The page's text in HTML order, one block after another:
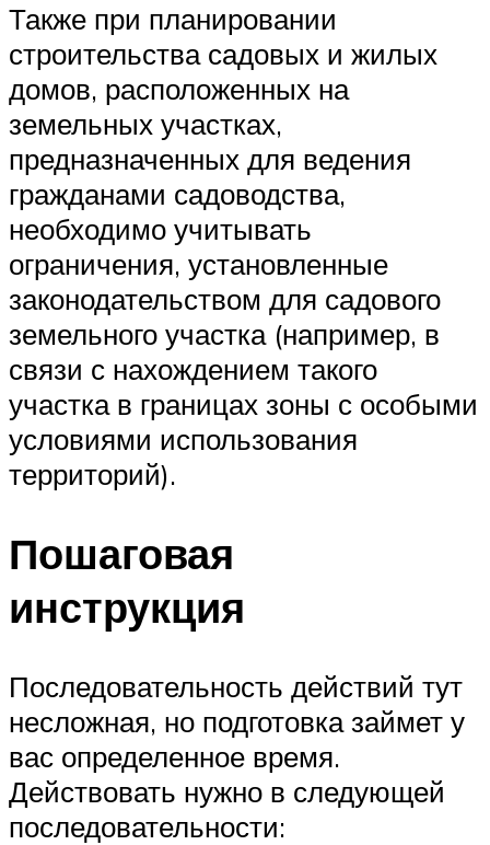
Также при планировании
строительства садовых и жилых
домов, расположенных на
земельных участках,
предназначенных для ведения
гражданами садоводства,
необходимо учитывать
ограничения, установленные
законодательством для садового
земельного участка (например, в
связи с нахождением такого
участка в границах зоны с особыми
условиями использования
территорий).
Пошаговая
инструкция
Последовательность действий тут
несложная, но подготовка займет у
вас определенное время.
Действовать нужно в следующей
последовательности: